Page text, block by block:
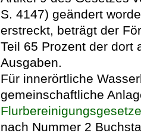
S. 4147) geändert
erstreckt, beträgt der
Teil 65 Prozent der dort
Ausgaben.
Für innerörtliche
gemeinschaftliche
nach Nummer 2